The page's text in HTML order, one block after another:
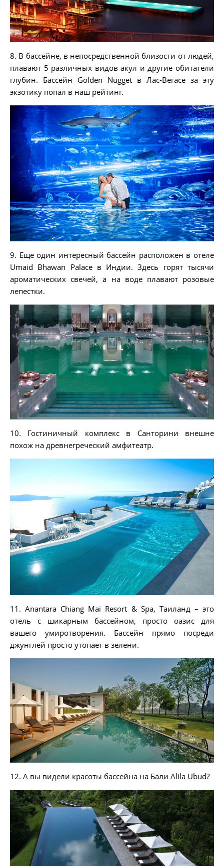
8. В бассейне, в непосредственной близости от людей,
плавают 5 различных видов акул и другие обитатели
глубин. Бассейн Golden Nugget в Лас-Вегасе за эту
экзотику попал в наш рейтинг.
9. Еще один интересный бассейн расположен в отеле
Umaid Bhawan Palace в Индии. Здесь горят тысячи
ароматических свечей, а на воде плавают розовые
лепестки.
10. Гостиничный комплекс в Санторини внешне
похож на древнегреческий амфитеатр.
11. Anantara Chiang Mai Resort & Spa, Таиланд – это
отель с шикарным бассейном, просто оазис для
вашего умиротворения. Бассейн прямо посреди
джунглей просто утопает в зелени.
12. А вы видели красоты бассейна на Бали Alila Ubud?